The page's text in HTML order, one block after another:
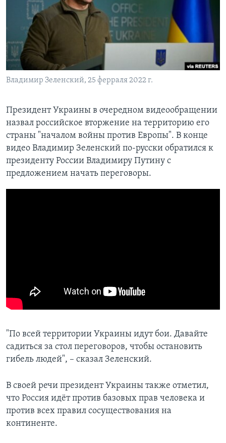
Learning English
СОЦИАЛЬНЫЕ СЕТИ
Владимир Зеленский, 25 ферраля 2022 г.
Президент Украины в очередном видеообращении
назвал российское вторжение на территорию его
страны "началом войны против Европы". В конце
видео Владимир Зеленский по-русски обратился к
президенту России Владимиру Путину с
предложением начать переговоры.
"По всей территории Украины идут бои. Давайте
садиться за стол переговоров, чтобы остановить
гибель людей", – сказал Зеленский.
В своей речи президент Украины также отметил,
что Россия идёт против базовых прав человека и
против всех правил сосуществования на
континенте.